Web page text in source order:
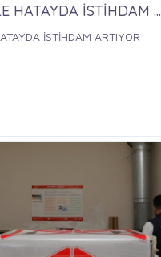
HATAYDA İSTİHDAM ...
İSTİHDAM ARTIYOR